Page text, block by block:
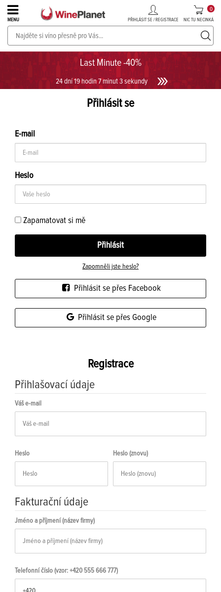
Last Minute -40%
24 dní 19 hodin 7 minut 2 sekundy
MENU PŘIHLÁSIT SE / REGISTRACE NIC TU NECINKÁ
0
PROSECCO v akci až do -30%!UKÁZAT PROSECCO
Přihlásit se
E-mail
Heslo
Zapamatovat si mě
Zapomněli jste heslo?
Přihlásit se přes Facebook
Přihlásit se přes Google
Registrace
Přihlašovací údaje
Váš e-mail
Heslo Heslo (znovu)
Fakturační údaje
Jméno a příjmení (název firmy)
Telefonní číslo (vzor: +420 555 666 777)